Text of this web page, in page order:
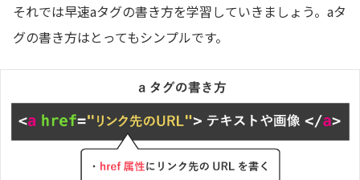
それでは早速aタグの書き方を学習していきましょう。aタ
グの書き方はとってもシンプルです。